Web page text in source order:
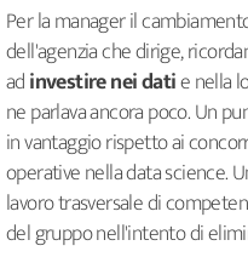
Per la manager il
dell'agenzia che dirige,
adinvestire nei datie nella
ne parlava ancora poco. Un
in vantaggio rispetto ai
operative nella data science.
lavoro trasversale di
del gruppo nell'intento di